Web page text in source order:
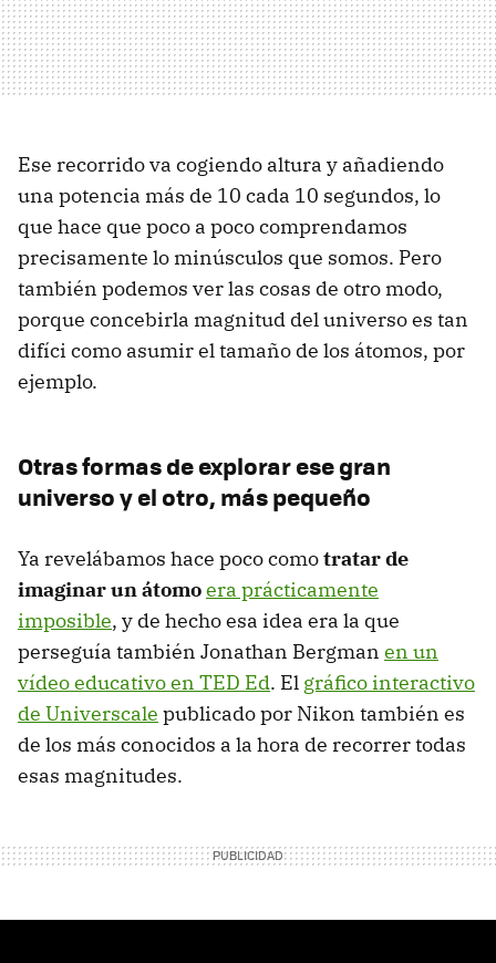
Ese recorrido va cogiendo altura y añadiendo
una potencia más de 10 cada 10 segundos, lo
que hace que poco a poco comprendamos
precisamente lo minúsculos que somos. Pero
también podemos ver las cosas de otro modo,
porque concebirla magnitud del universo es tan
difíci como asumir el tamaño de los átomos, por
ejemplo.
Otras formas de explorar ese gran
universo y el otro, más pequeño
Ya revelábamos hace poco comotratar de
imaginar un átomoera prácticamente
imposible, y de hecho esa idea era la que
perseguía también Jonathan Bergman en un
vídeo educativo en TED Ed. El gráfico interactivo
de Universcale publicado por Nikon también es
de los más conocidos a la hora de recorrer todas
esas magnitudes.